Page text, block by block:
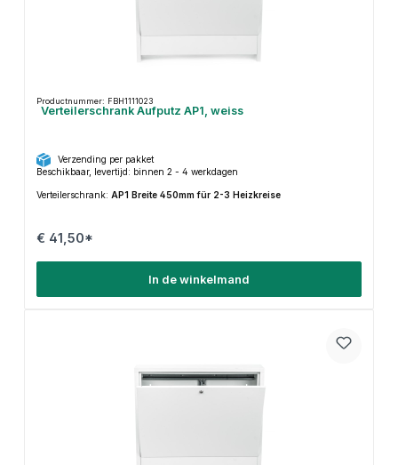
Productnummer: FBH1111023
Verteilerschrank Aufputz AP1, weiss
Verzending per pakket
Beschikbaar, levertijd: binnen 2 - 4 werkdagen
Verteilerschrank: AP1 Breite 450mm für 2-3 Heizkreise
€ 41,50*
In de winkelmand